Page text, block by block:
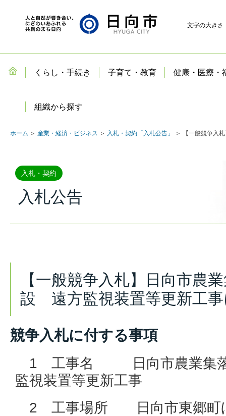
文字の大きさ
くらし・手続き 子育て・教育 健康・医療・
組織から探す
ホーム ＞ 産業・経済・ビジネス ＞ 入札・契約「入札公告」 ＞ 【一般競争入
入札・契約
入札公告
【一般競争入札】日向市農
設 遠方監視装置等更新工
競争入札に付する事項
1 工事名 日向市農業集落
監視装置等更新工事
2 工事場所 日向市東郷町